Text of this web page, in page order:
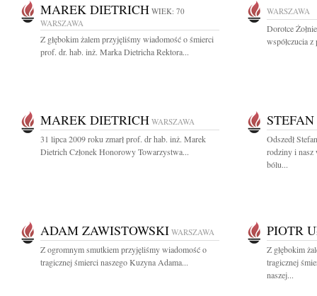
MAREK DIETRICH WIEK: 70
WARSZAWA
Z głębokim żalem przyjęliśmy wiadomość o śmierci
prof. dr. hab. inż. Marka Dietricha Rektora...
WARSZAWA
Dorotce
współczucia
MAREK DIETRICH WARSZAWA
31 lipca 2009 roku zmarł prof. dr hab. inż. Marek
Dietrich Członek Honorowy Towarzystwa...
Odszedł
rodziny i nasz
bólu...
ADAM ZAWISTOWSKI WARSZAWA
Z ogromnym smutkiem przyjęliśmy wiadomość o
tragicznej śmierci naszego Kuzyna Adama...
PIOTR
Z głębokim
tragicznej
naszej...